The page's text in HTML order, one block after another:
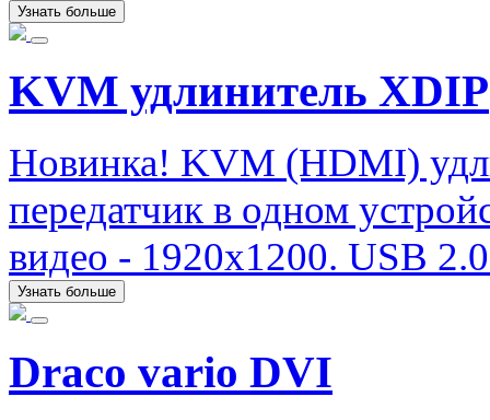
Узнать больше
KVM удлинитель XDIP
Новинка! KVM (HDMI)
передатчик в одном
видео - 1920х1200. USB
Узнать больше
Draco vario DVI